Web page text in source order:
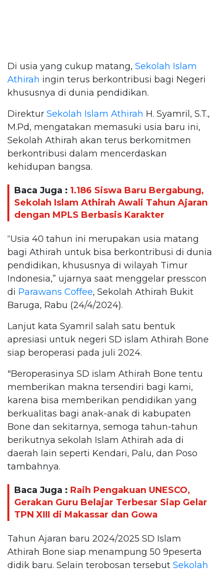
Di usia yang cukup matang, Sekolah Islam
Athirah ingin terus berkontribusi bagi Negeri
khususnya di dunia pendidikan.
Direktur Sekolah Islam Athirah H. Syamril, S.T.,
M.Pd, mengatakan memasuki usia baru ini,
Sekolah Athirah akan terus berkomitmen
berkontribusi dalam mencerdaskan
kehidupan bangsa.
Baca Juga : 1.186 Siswa Baru Bergabung,
Sekolah Islam Athirah Awali Tahun Ajaran
dengan MPLS Berbasis Karakter
“Usia 40 tahun ini merupakan usia matang
bagi Athirah untuk bisa berkontribusi di dunia
pendidikan, khususnya di wilayah Timur
Indonesia,” ujarnya saat menggelar presscon
di Parawans Coffee, Sekolah Athirah Bukit
Baruga, Rabu (24/4/2024).
Lanjut kata Syamril salah satu bentuk
apresiasi untuk negeri SD islam Athirah Bone
siap beroperasi pada juli 2024.
"Beroperasinya SD islam Athirah Bone tentu
memberikan makna tersendiri bagi kami,
karena bisa memberikan pendidikan yang
berkualitas bagi anak-anak di kabupaten
Bone dan sekitarnya, semoga tahun-tahun
berikutnya sekolah Islam Athirah ada di
daerah lain seperti Kendari, Palu, dan Poso
tambahnya.
Baca Juga : Raih Pengakuan UNESCO,
Gerakan Guru Belajar Terbesar Siap Gelar
TPN XIII di Makassar dan Gowa
Tahun Ajaran baru 2024/2025 SD Islam
Athirah Bone siap menampung 50 9peserta
didik baru. Selain terobosan tersebut Sekolah